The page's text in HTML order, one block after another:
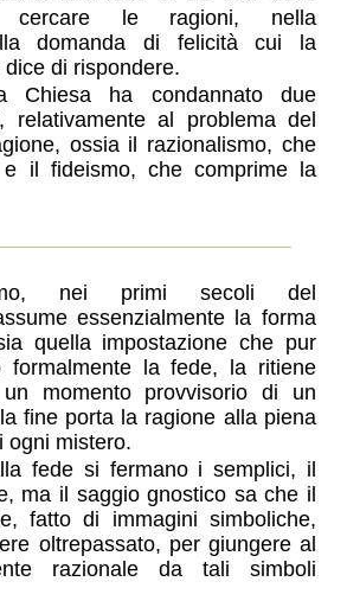
cercare le ragioni, nella
domanda di felicità cui la
di rispondere.
Chiesa ha condannato due
relativamente al problema del
ossia il razionalismo, che
il fideismo, che comprime la
nei primi secoli del
essenzialmente la forma
quella impostazione che pur
formalmente la fede, la ritiene
un momento provvisorio di un
fine porta la ragione alla piena
ogni mistero.
fede si fermano i semplici, il
ma il saggio gnostico sa che il
fatto di immagini simboliche,
oltrepassato, per giungere al
razionale da tali simboli